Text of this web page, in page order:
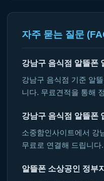
자주 묻는 질문
강남구 음식점 알뜰폰
강남구 음식점 기준 알
니다. 무료견적을 통해
강남구 음식점 알뜰폰
소중함인사이트에서 강
무료로 연결해 드립니
알뜰폰 소상공인 정부